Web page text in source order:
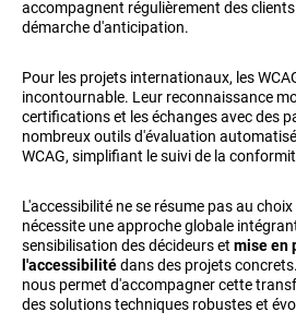
accompagnent régulièrement des
démarche d'anticipation.
Pour les projets internationaux, les
incontournable. Leur reconnaissance
certifications et les échanges avec des
nombreux outils d'évaluation
WCAG, simplifiant le suivi de la
L'accessibilité ne se résume pas au
nécessite une approche globale
sensibilisation des décideurs et mise en
l'accessibilitédans des projets
nous permet d'accompagner cette
des solutions techniques robustes et